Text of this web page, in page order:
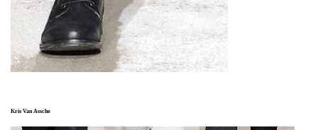
Kris Van Assche